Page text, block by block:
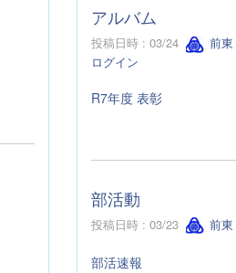
アルバム
投稿日時 : 03/24 前東
ログイン
R7年度 表彰
部活動
投稿日時 : 03/23 前東
部活速報